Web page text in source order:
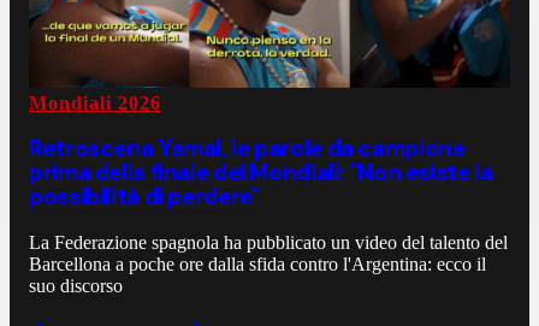
Mondiali 2026
Retroscena Yamal, le parole da campione
prima della finale dei Mondiali: "Non esiste la
possibilità di perdere"
La Federazione spagnola ha pubblicato un video del talento del
Barcellona a poche ore dalla sfida contro l'Argentina: ecco il
suo discorso